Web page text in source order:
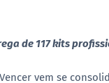
de 117 kits
vem se